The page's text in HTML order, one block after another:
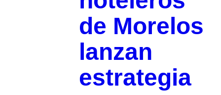
de Morelos
lanzan
estrategia